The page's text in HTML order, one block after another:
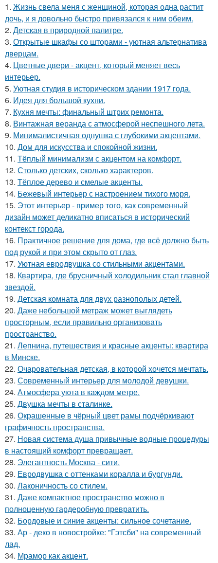
1. Жизнь свела меня с женщиной, которая одна растит
дочь, и я довольно быстро привязался к ним обеим.
2. Детская в природной палитре.
3. Открытые шкафы со шторами - уютная альтернатива
дверцам.
4. Цветные двери - акцент, который меняет весь
интерьер.
5. Уютная студия в историческом здании 1917 года.
6. Идея для большой кухни.
7. Кухня мечты: финальный штрих ремонта.
8. Винтажная веранда с атмосферой неспешного лета.
9. Минималистичная однушка с глубокими акцентами.
10. Дом для искусства и спокойной жизни.
11. Тёплый минимализм с акцентом на комфорт.
12. Столько детских, сколько характеров.
13. Тёплое дерево и смелые акценты.
14. Бежевый интерьер с настроением тихого моря.
15. Этот интерьер - пример того, как современный
дизайн может деликатно вписаться в исторический
контекст города.
16. Практичное решение для дома, где всё должно быть
под рукой и при этом скрыто от глаз.
17. Уютная евродвушка со стильными акцентами.
18. Квартира, где брусничный холодильник стал главной
звездой.
19. Детская комната для двух разнополых детей.
20. Даже небольшой метраж может выглядеть
просторным, если правильно организовать
пространство.
21. Лепнина, путешествия и красные акценты: квартира
в Минске.
22. Очаровательная детская, в которой хочется мечтать.
23. Современный интерьер для молодой девушки.
24. Атмосфера уюта в каждом метре.
25. Двушка мечты в сталинке.
26. Окрашенные в чёрный цвет рамы подчёркивают
графичность пространства.
27. Новая система душа привычные водные процедуры
в настоящий комфорт превращает.
28. Элегантность Москва - сити.
29. Евродвушка с оттенками коралла и бургунди.
30. Лаконичность со стилем.
31. Даже компактное пространство можно в
полноценную гардеробную превратить.
32. Бордовые и синие акценты: сильное сочетание.
33. Ар - деко в новостройке: "Гэтсби" на современный
лад.
34. Мрамор как акцент.